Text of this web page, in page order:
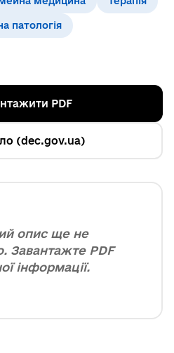
патологія
PDF
(dec.gov.ua)
опис ще не
Завантажте PDF
інформації.